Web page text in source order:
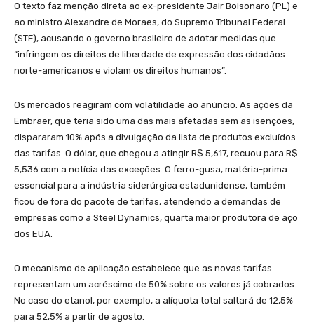
O texto faz menção direta ao ex-presidente Jair Bolsonaro (PL) e
ao ministro Alexandre de Moraes, do Supremo Tribunal Federal
(STF), acusando o governo brasileiro de adotar medidas que
“infringem os direitos de liberdade de expressão dos cidadãos
norte-americanos e violam os direitos humanos”.
Os mercados reagiram com volatilidade ao anúncio. As ações da
Embraer, que teria sido uma das mais afetadas sem as isenções,
dispararam 10% após a divulgação da lista de produtos excluídos
das tarifas. O dólar, que chegou a atingir R$ 5,617, recuou para R$
5,536 com a notícia das exceções. O ferro-gusa, matéria-prima
essencial para a indústria siderúrgica estadunidense, também
ficou de fora do pacote de tarifas, atendendo a demandas de
empresas como a Steel Dynamics, quarta maior produtora de aço
dos EUA.
O mecanismo de aplicação estabelece que as novas tarifas
representam um acréscimo de 50% sobre os valores já cobrados.
No caso do etanol, por exemplo, a alíquota total saltará de 12,5%
para 52,5% a partir de agosto.